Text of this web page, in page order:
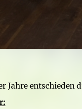
Jahre entschieden